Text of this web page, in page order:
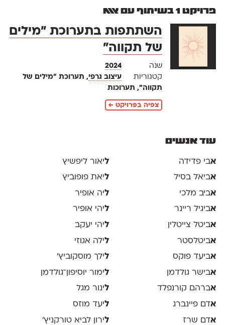
פרויקט 1 בשיתוף עם אאא
השתתפות בתערוכת ״מילים
של תקווה״
שנה
2024
קטגוריות
עיצוב גרפי, תערוכת ״מילים של
תקווה״, תערוכות
צפיה בפרויקט ←
עוד אנשים
אבי פדידה
אביאל בסיל
אביב מלכי
אביגיל ריינר
אביטל צייטלין
אביטלסטר
אביעד פוקס
אבישר גולדמן
אברהם קורנפלד
אדם פיינברג
אדם שרז
ליאור ליפשיץ
ליאת פופוביץ
ליה אופיר
ליהי אופיר
ליהי יעקב
לילה אגוזי
לילך מוסקוביץ'
לימור יוסיפון־גולדמן
לינור מגל
ליעד מוזס
לירון לביא טורקניץ׳